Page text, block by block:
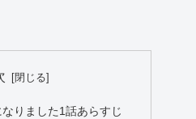
りました1話あらすじ